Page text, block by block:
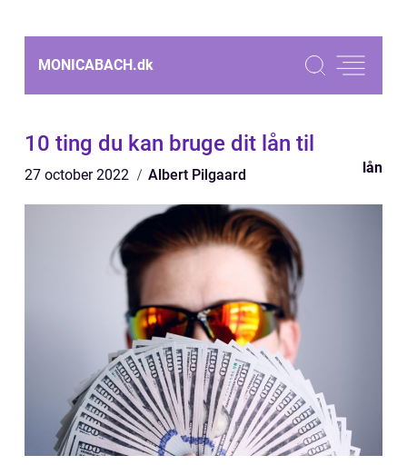
MONICABACH.dk
10 ting du kan bruge dit lån til
27 october 2022 Albert Pilgaard lån